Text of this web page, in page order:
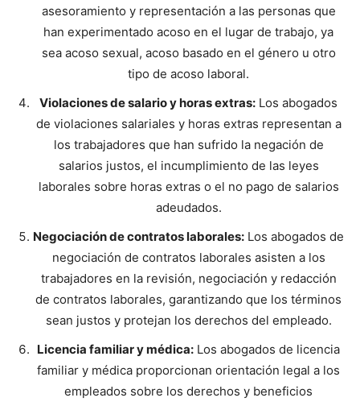
asesoramiento y representación a las personas que
han experimentado acoso en el lugar de trabajo, ya
sea acoso sexual, acoso basado en el género u otro
tipo de acoso laboral.
Violaciones de salario y horas extras: Los abogados
de violaciones salariales y horas extras representan a
los trabajadores que han sufrido la negación de
salarios justos, el incumplimiento de las leyes
laborales sobre horas extras o el no pago de salarios
adeudados.
Negociación de contratos laborales: Los abogados de
negociación de contratos laborales asisten a los
trabajadores en la revisión, negociación y redacción
de contratos laborales, garantizando que los términos
sean justos y protejan los derechos del empleado.
Licencia familiar y médica: Los abogados de licencia
familiar y médica proporcionan orientación legal a los
empleados sobre los derechos y beneficios